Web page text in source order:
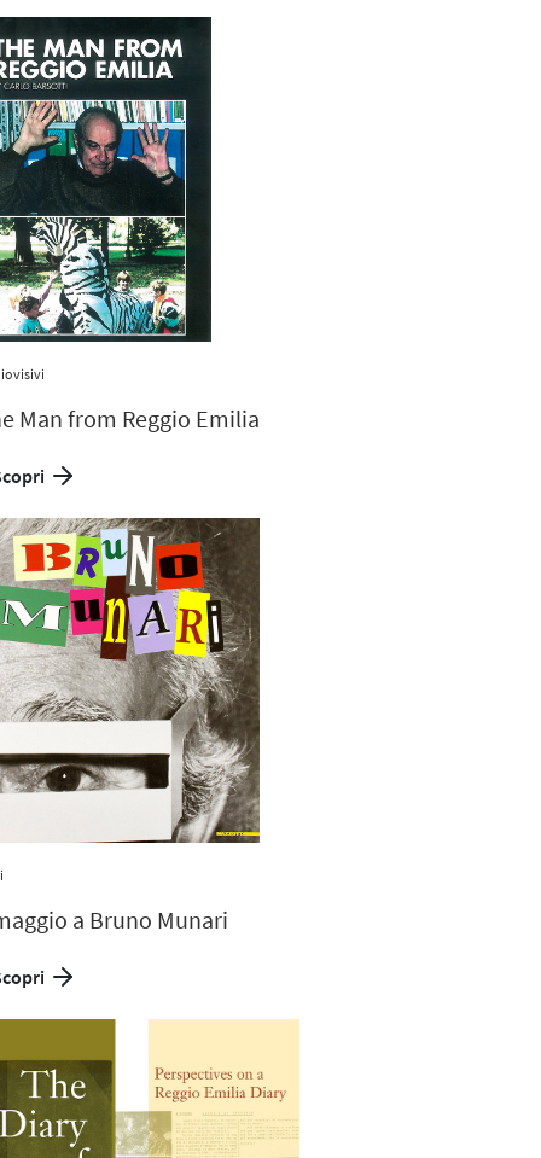
Man from Reggio Emilia
a Bruno Munari